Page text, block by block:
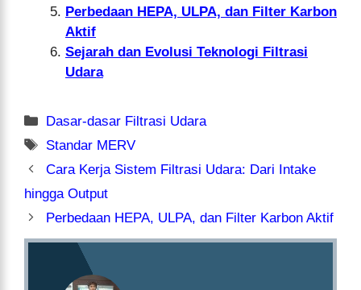
Perbedaan HEPA, ULPA, dan Filter Karbon
Aktif
Sejarah dan Evolusi Teknologi Filtrasi
Udara
Kategori
Dasar-dasar Filtrasi Udara
Tag
Standar MERV
Cara Kerja Sistem Filtrasi Udara: Dari Intake
hingga Output
Perbedaan HEPA, ULPA, dan Filter Karbon Aktif